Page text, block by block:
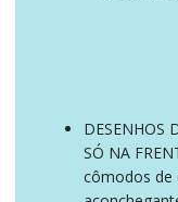
DESENHOS
SÓ NA
cômodos de